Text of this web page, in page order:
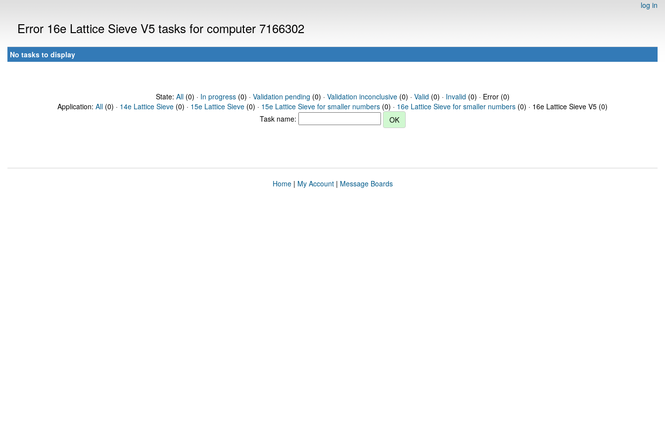
log in
Error 16e Lattice Sieve V5 tasks for computer 7166302
No tasks to display
State: All(0) · In progress(0) · Validation pending (0) · Validation inconclusive(0) · Valid (0) · Invalid (0) · Error (0)
Application: All (0) · 14e Lattice Sieve (0) · 15e Lattice Sieve (0) · 15e Lattice Sieve for smaller numbers (0) · 16e Lattice Sieve for smaller numbers (0) · 16e Lattice Sieve V5 (0)
Task name:
Home| My Account| Message Boards